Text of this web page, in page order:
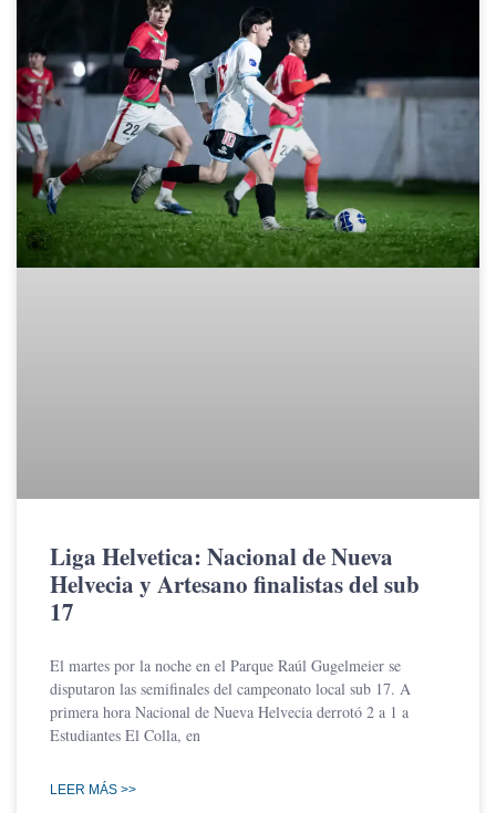
Liga Helvetica: Nacional de Nueva
Helvecia y Artesano finalistas del sub
17
El martes por la noche en el Parque Raúl Gugelmeier se
disputaron las semifinales del campeonato local sub 17. A
primera hora Nacional de Nueva Helvecia derrotó 2 a 1 a
Estudiantes El Colla, en
LEER MÁS >>